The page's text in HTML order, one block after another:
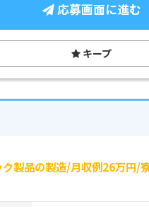
応募画面に進む
キープ
ク製品の製造/月収例26万円/